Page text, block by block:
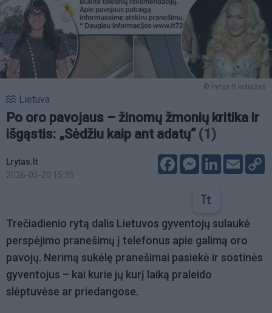
© lrytas.lt koliažas
Lietuva
Po oro pavojaus – žinomų žmonių kritika ir
išgąstis: „Sėdžiu kaip ant adatų“ (1)
Lrytas.lt
2026-05-20 15:35
FacebookMessenger
LinkedIn
Email
Trečiadienio rytą dalis Lietuvos gyventojų sulaukė
perspėjimo pranešimų į telefonus apie galimą oro
pavojų. Nerimą sukėlę pranešimai pasiekė ir sostinės
gyventojus – kai kurie jų kurį laiką praleido
slėptuvėse ar priedangose.